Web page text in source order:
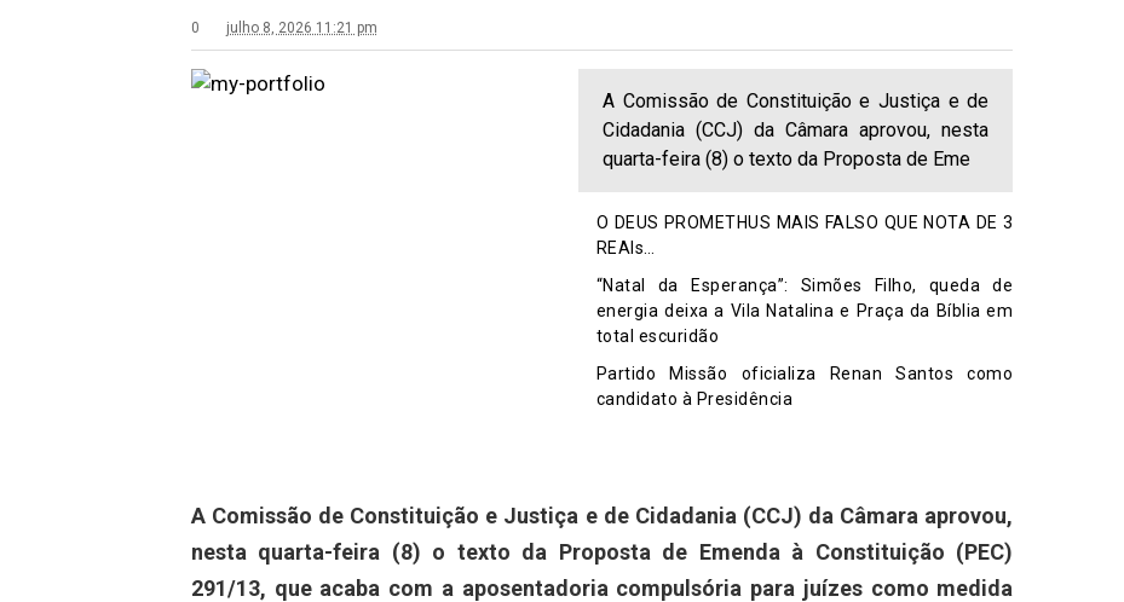
0 julho 8, 2026 11:21 pm
A Comissão de Constituição e Justiça e de
Cidadania (CCJ) da Câmara aprovou, nesta
quarta-feira (8) o texto da Proposta de Eme
O DEUS PROMETHUS MAIS FALSO QUE NOTA DE 3
REAIs…
“Natal da Esperança”: Simões Filho, queda de
energia deixa a Vila Natalina e Praça da Bíblia em
total escuridão
Partido Missão oficializa Renan Santos como
candidato à Presidência
A Comissão de Constituição e Justiça e de Cidadania (CCJ) da Câmara aprovou,
nesta quarta-feira (8) o texto da Proposta de Emenda à Constituição (PEC)
291/13, que acaba com a aposentadoria compulsória para juízes como medida